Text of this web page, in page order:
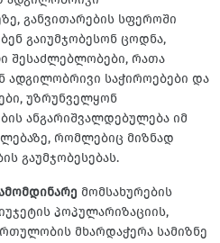
განვითარების სფეროში
გაიუმჯობესონ ცოდნა,
შესაძლებლობები, რათა
საჭიროებები და
უზრუნველყონ
ანგარიშვალდებულება იმ
რომლებიც მიზნად
გაუმჯობესებას.
მომსახურების
პოპულარიზაციის,
მხარდაჭერა სამიზნე